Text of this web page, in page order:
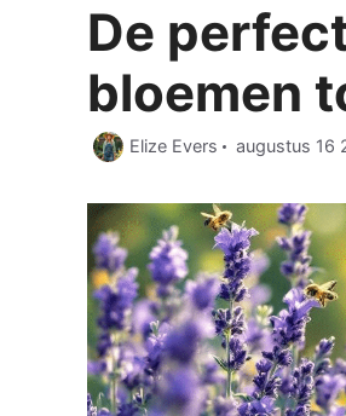
De
bloemen
Elize Evers augustus 16